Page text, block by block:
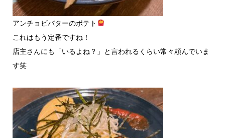
アンチョビバターのポテト
これはもう定番ですね！
店主さんにも「いるよね？」と言われるくらい常々頼んでいま
す笑